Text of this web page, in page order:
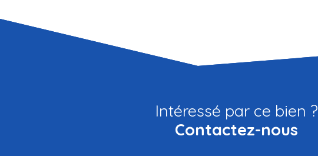
Intéressé par ce bien ?
Contactez-nous